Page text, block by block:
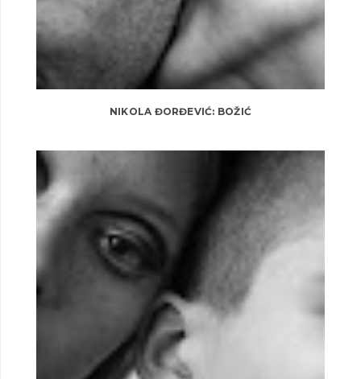
NIKOLA ĐORĐEVIĆ: BOŽIĆ